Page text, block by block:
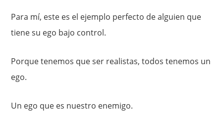
Para mí, este es el ejemplo perfecto de alguien que
tiene su ego bajo control.
Porque tenemos que ser realistas, todos tenemos un
ego.
Un ego que es nuestro enemigo.